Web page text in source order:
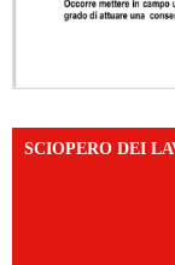
SCIOPERO DEI